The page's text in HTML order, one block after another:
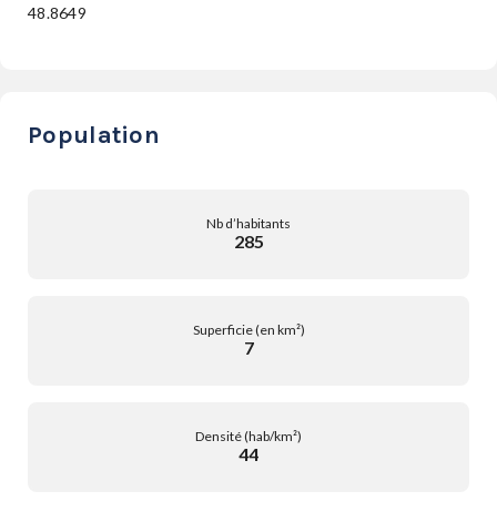
48.8649
Population
Nb d’habitants
285
Superficie (en km²)
7
Densité (hab/km²)
44